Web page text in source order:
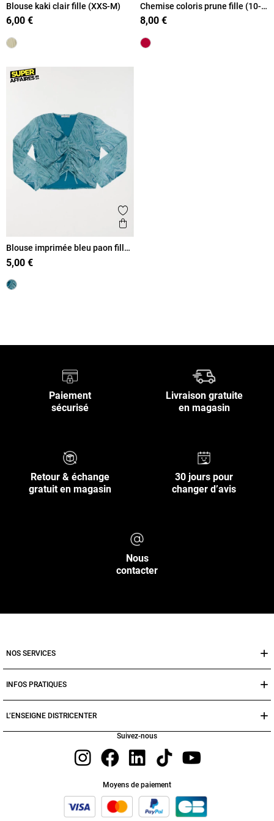
Blouse kaki clair fille (XXS-M)
6,00 €
Chemise coloris prune fille (10-
16A)
8,00 €
Ajouter aux favoris
Aperçu rapide
Blouse imprimée bleu paon fille
(XXS-M)
5,00 €
Paiement
sécurisé
Livraison gratuite
en magasin
Retour & échange
gratuit en magasin
30 jours pour
changer d’avis
Nous
contacter
NOS SERVICES
INFOS PRATIQUES
L’ENSEIGNE DISTRICENTER
Suivez-nous
Moyens de paiement